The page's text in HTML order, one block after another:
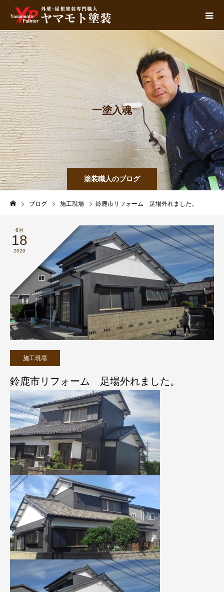
塗装職人のブログ
一塗入魂
ブログ 施工現場 鈴鹿市リフォーム 足場外れました。
6月
18
2020
施工現場
鈴鹿市リフォーム 足場外れました。